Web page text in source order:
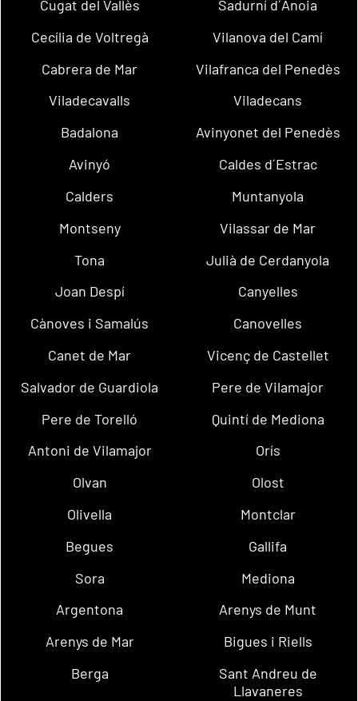
Cugat del Vallès
Sadurní d´Anoia
Cecília de Voltregà
Vilanova del Camí
Cabrera de Mar
Vilafranca del Penedès
Viladecavalls
Viladecans
Badalona
Avinyonet del Penedès
Avinyó
Caldes d´Estrac
Calders
Muntanyola
Montseny
Vilassar de Mar
Tona
Julià de Cerdanyola
Joan Despí
Canyelles
Cànoves i Samalús
Canovelles
Canet de Mar
Vicenç de Castellet
Salvador de Guardiola
Pere de Vilamajor
Pere de Torelló
Quintí de Mediona
Antoni de Vilamajor
Orís
Olvan
Olost
Olivella
Montclar
Begues
Gallifa
Sora
Mediona
Argentona
Arenys de Munt
Arenys de Mar
Bigues i Riells
Berga
Sant Andreu de
Llavaneres